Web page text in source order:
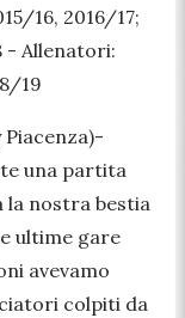
16, 2016/17;
- Allenatori:
19
Piacenza)-
una partita
la nostra bestia
ultime gare
avevamo
colpiti da